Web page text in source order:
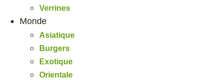
Verrines
Monde
Asiatique
Burgers
Exotique
Orientale